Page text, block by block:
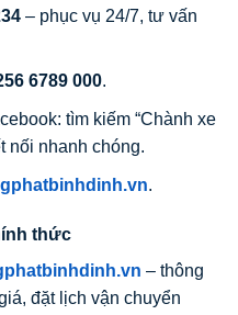
– phục vụ 24/7, tư vấn
6789 000.
tìm kiếm “Chành xe
nối nhanh chóng.
.
thức
– thông
đặt lịch vận chuyển